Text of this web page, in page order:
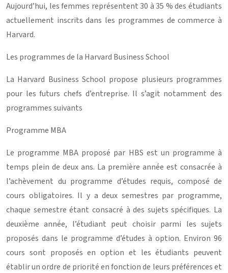
Aujourd’hui, les femmes représentent 30 à 35 % des étudiants
actuellement inscrits dans les programmes de commerce à
Harvard.
Les programmes de la Harvard Business School
La Harvard Business School propose plusieurs programmes
pour les futurs chefs d’entreprise. Il s’agit notamment des
programmes suivants
Programme MBA
Le programme MBA proposé par HBS est un programme à
temps plein de deux ans. La première année est consacrée à
l’achèvement du programme d’études requis, composé de
cours obligatoires. Il y a deux semestres par programme,
chaque semestre étant consacré à des sujets spécifiques. La
deuxième année, l’étudiant peut choisir parmi les sujets
proposés dans le programme d’études à option. Environ 96
cours sont proposés en option et les étudiants peuvent
établir un ordre de priorité en fonction de leurs préférences et